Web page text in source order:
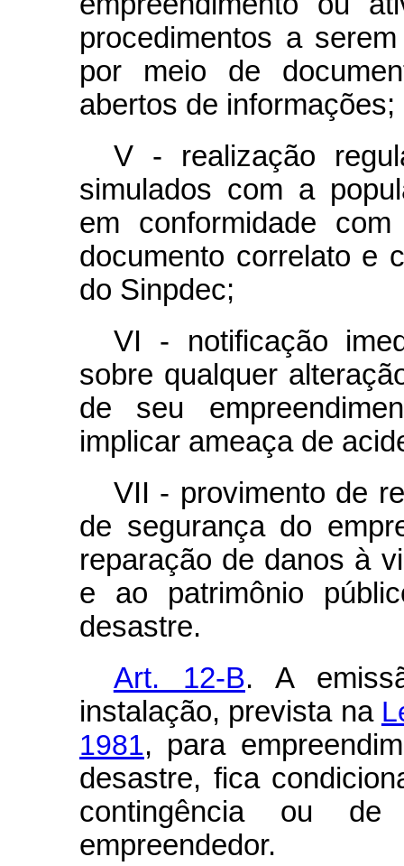
procedimentos a
por meio de
abertos de informações;
V - realização
simulados com a
em conformidade
documento correlato e
do Sinpdec;
VI - notificação
sobre qualquer
de seu
implicar ameaça de
VII - provimento de
de segurança do
reparação de danos à
e ao patrimônio
desastre.
Art. 12-B. A
instalação, prevista na
1981, para
desastre, fica
contingência ou de
empreendedor.